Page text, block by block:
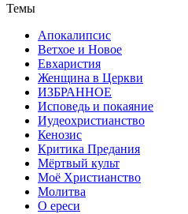
Темы
Апокалипсис
Ветхое и Новое
Евхаристия
Женщина в Церкви
ИЗБРАННОЕ
Исповедь и покаяние
Иудеохристианство
Кенозис
Критика Предания
Мёртвый культ
Моё Христианство
Молитва
О ереси